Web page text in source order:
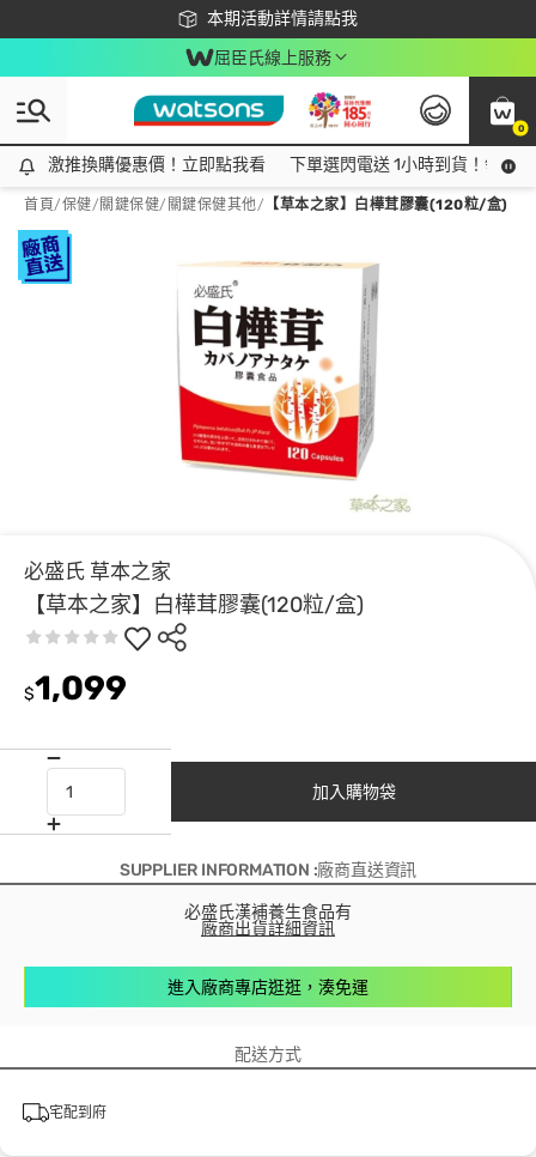
本期活動詳情請點我
下載app最高回饋$350
屈臣氏線上服務
0
激推換購優惠價！立即點我看
激推換購優惠價！立即點我看 下單選閃電送 1小時到貨！領神
首頁/保健/ 關鍵保健/ 關鍵保健其他/ 【草本之家】白樺茸膠囊(120粒/盒)
必盛氏 草本之家
【草本之家】白樺茸膠囊(120粒/盒)
$1,099
加入購物袋
SUPPLIER INFORMATION :廠商直送資訊
必盛氏漢補養生食品有
廠商出貨詳細資訊
進入廠商專店逛逛，湊免運
配送方式
宅配到府